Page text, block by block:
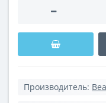
Производитель: